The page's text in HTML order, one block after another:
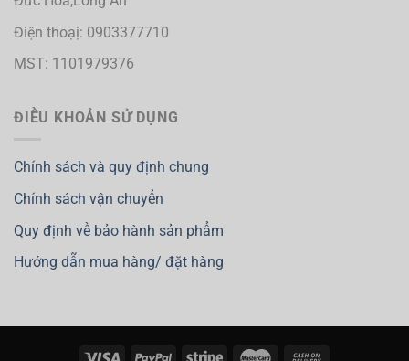
Điện thoạị: 0903377710
MST: 1101979376
ĐIỀU KHOẢN SỬ DỤNG
Chính sách và quy định chung
Chính sách vận chuyển
Quy định về bảo hành sản phẩm
Hướng dẫn mua hàng/ đặt hàng